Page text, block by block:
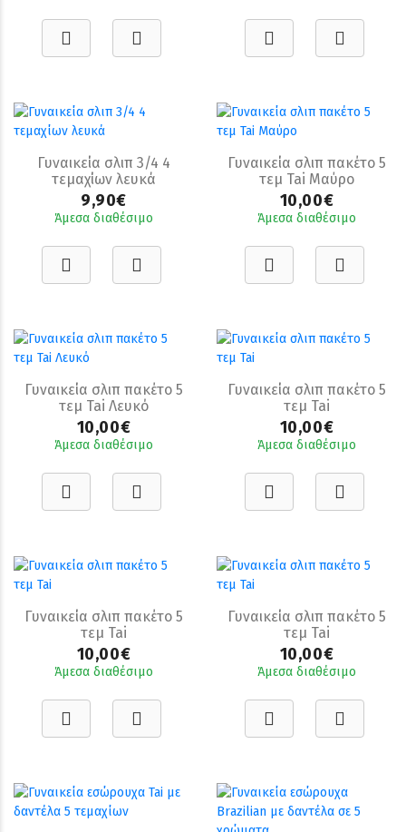
Γυναικεία σλιπ 3/4 4
τεμαχίων λευκά
9,90€
Άμεσα διαθέσιμο
Γυναικεία σλιπ πακέτο 5
τεμ Tai Μαύρο
10,00€
Άμεσα διαθέσιμο
Γυναικεία σλιπ πακέτο 5
τεμ Tai Λευκό
10,00€
Άμεσα διαθέσιμο
Γυναικεία σλιπ πακέτο 5
τεμ Tai
10,00€
Άμεσα διαθέσιμο
Γυναικεία σλιπ πακέτο 5
τεμ Tai
10,00€
Άμεσα διαθέσιμο
Γυναικεία σλιπ πακέτο 5
τεμ Tai
10,00€
Άμεσα διαθέσιμο